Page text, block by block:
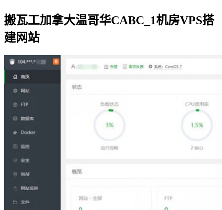
搬瓦工加拿大温哥华CABC_1机房VPS搭
建网站